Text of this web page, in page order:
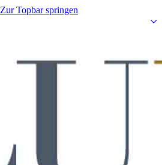
Zur Topbar springen